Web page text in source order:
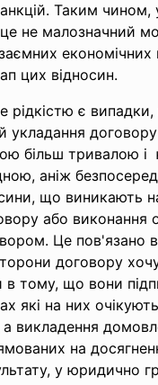
Таким чином,
не малозначний
економічних
цих відносин.
рідкістю є випадки,
укладання договору
більш тривалою
аніж
що виникають
або виконання
Це пов'язано
договору
в тому, що вони
які на них
а викладення
на
у юридично